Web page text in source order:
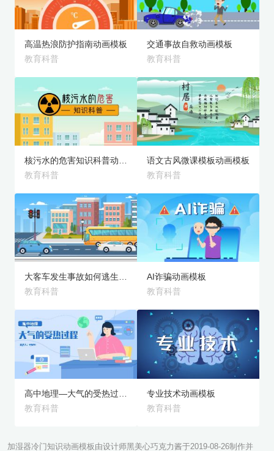
高温热浪防护指南动画模板
教育科普
交通事故自救动画模板
教育科普
旗舰版
预览
教育科普
旗舰版
预览
语文古风微课模板动画模板
教育科普
旗舰版
预览
大客车发生事故如何逃生动画模板
教育科普
旗舰版
预览
AI诈骗动画模板
教育科普
旗舰版
教育科普
旗舰版
预览
专业技术动画模板
教育科普
加湿器冷门知识动画模板由设计师黑美心巧克力酱于2019-08-26制作并